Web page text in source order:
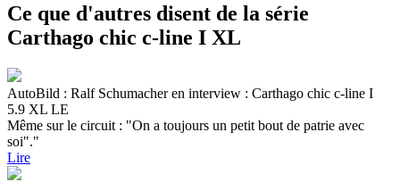
Ce que d'autres disent de la série
Carthago chic c-line I XL
AutoBild : Ralf Schumacher en interview : Carthago chic c-line I
5.9 XL LE
Même sur le circuit : "On a toujours un petit bout de patrie avec
soi"."
Lire